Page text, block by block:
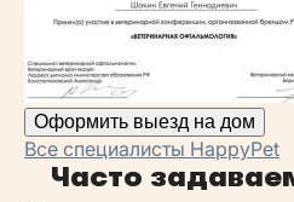
Оформить выезд на дом
Все специалисты HappyPet
Часто